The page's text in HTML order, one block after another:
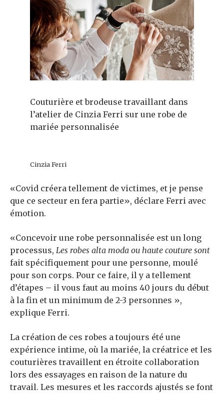
Couturière et brodeuse travaillant dans
l’atelier de Cinzia Ferri sur une robe de
mariée personnalisée
Cinzia Ferri
«Covid créera tellement de victimes, et je pense
que ce secteur en fera partie», déclare Ferri avec
émotion.
«Concevoir une robe personnalisée est un long
processus, Les robes alta moda ou haute couture sont
fait spécifiquement pour une personne, moulé
pour son corps. Pour ce faire, il y a tellement
d’étapes – il vous faut au moins 40 jours du début
à la fin et un minimum de 2-3 personnes »,
explique Ferri.
La création de ces robes a toujours été une
expérience intime, où la mariée, la créatrice et les
couturières travaillent en étroite collaboration
lors des essayages en raison de la nature du
travail. Les mesures et les raccords ajustés se font